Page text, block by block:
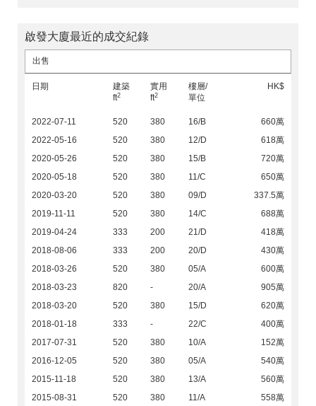
啟發大廈最近的成交紀錄
出售
日期
建築
ft2
實用
ft2
樓層/
單位
HK$
2022-07-11 520 380 16/B
660萬
2022-05-16
520 380 12/D
618萬
2020-05-26
520 380 15/B
720萬
2020-05-18
520 380 11/C
650萬
2020-03-20
520 380 09/D
337.5萬
2019-11-11
520 380 14/C
688萬
2019-04-24
333 200 21/D
418萬
2018-08-06
333 200 20/D
430萬
2018-03-26
520 380 05/A
600萬
2018-03-23
820 - 20/A
905萬
2018-03-20
520 380 15/D
620萬
2018-01-18
333 - 22/C
400萬
2017-07-31
520 380 10/A
152萬
2016-12-05
520 380 05/A
540萬
2015-11-18
520 380 13/A
560萬
2015-08-31
520 380 11/A 558萬